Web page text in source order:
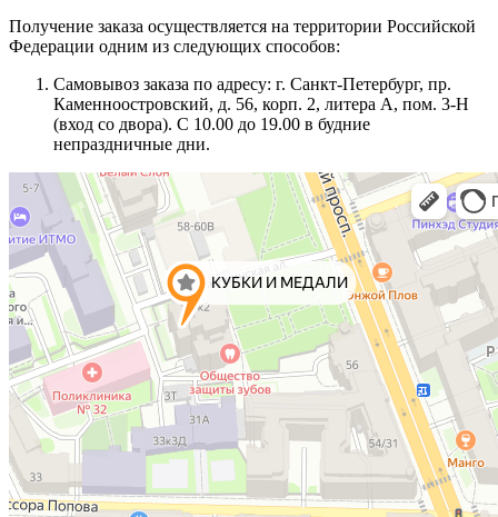
Получение заказа осуществляется на территории Российской
Федерации одним из следующих способов:
Самовывоз заказа по адресу: г. Санкт-Петербург, пр.
Каменноостровский, д. 56, корп. 2, литера А, пом. 3-Н
(вход со двора). С 10.00 до 19.00 в будние
непраздничные дни.